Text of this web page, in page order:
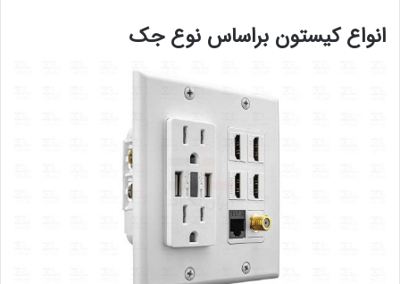
انواع کیستون براساس نوع جک